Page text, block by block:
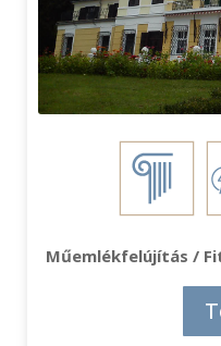
Műemlékfelújítás /